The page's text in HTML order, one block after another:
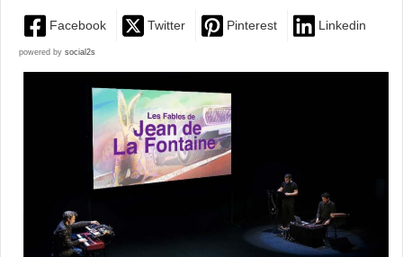
Facebook Twitter Pinterest Linkedin
powered by social2s